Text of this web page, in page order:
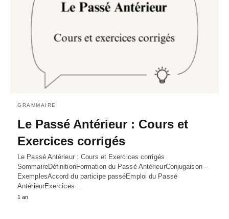
GRAMMAIRE
Le Passé Antérieur : Cours et
Exercices corrigés
Le Passé Antérieur : Cours et Exercices corrigés
SommaireDéfinitionFormation du Passé AntérieurConjugaison -
ExemplesAccord du participe passéEmploi du Passé
AntérieurExercices…
1 an